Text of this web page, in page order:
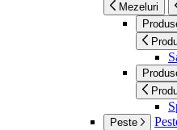
Mezeluri
Peste